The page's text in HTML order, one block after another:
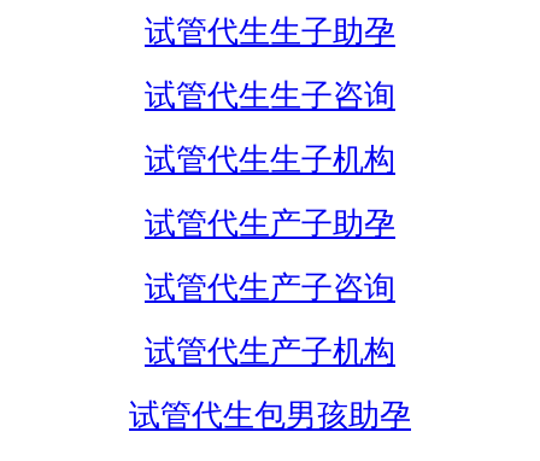
试管代生生子助孕
试管代生生子咨询
试管代生生子机构
试管代生产子助孕
试管代生产子咨询
试管代生产子机构
试管代生包男孩助孕